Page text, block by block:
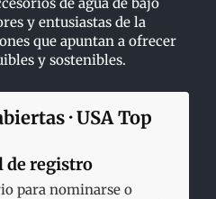
y entusiastas de la
que apuntan a ofrecer
y sostenibles.
· USA Top
registro
para nominarse o